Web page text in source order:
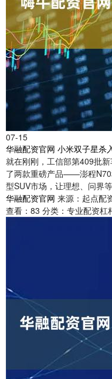
07-15
华融配资官网 小米双子星杀
就在刚刚，工信部第409批
了两款重磅产品——澎程N70
型SUV市场，让理想、问界
华融配资官网 来源：起点配
查看： 83 分类： 专业配资杠